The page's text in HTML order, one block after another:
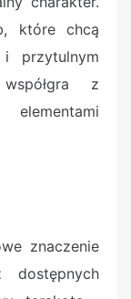
które chcą
przytulnym
z
znaczenie